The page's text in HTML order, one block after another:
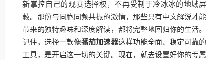
新掌控自己的观赛选择权，不再受制于冷冰冰的地域屏
蔽。那份与同胞同频共振的激情，那些只有中文解说才能
带来的独特趣味和深度解读，都将完整地回归你的生活。
记住，选择一款像番茄加速器这样功能全面、稳定可靠的
工具，是开启这一切的关键。现在，就去设置好你的专属